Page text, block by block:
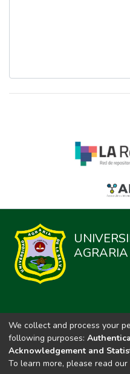
Carretera
We collect and process your
following purposes:
Acknowledgement and
To learn more, please read our